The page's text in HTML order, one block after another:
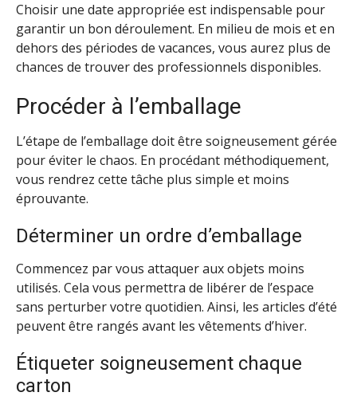
Choisir une date appropriée est indispensable pour
garantir un bon déroulement. En milieu de mois et en
dehors des périodes de vacances, vous aurez plus de
chances de trouver des professionnels disponibles.
Procéder à l’emballage
L’étape de l’emballage doit être soigneusement gérée
pour éviter le chaos. En procédant méthodiquement,
vous rendrez cette tâche plus simple et moins
éprouvante.
Déterminer un ordre d’emballage
Commencez par vous attaquer aux objets moins
utilisés. Cela vous permettra de libérer de l’espace
sans perturber votre quotidien. Ainsi, les articles d’été
peuvent être rangés avant les vêtements d’hiver.
Étiqueter soigneusement chaque
carton